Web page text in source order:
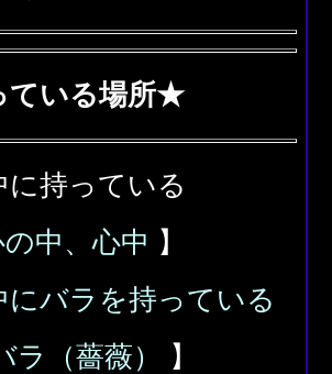
いる場所★
に持っている
中、心中 】
にバラを持っている
ラ（薔薇） 】